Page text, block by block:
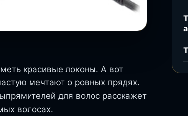
красивые локоны. А вот
мечтают о ровных прядях.
для волос расскажет
волосах.